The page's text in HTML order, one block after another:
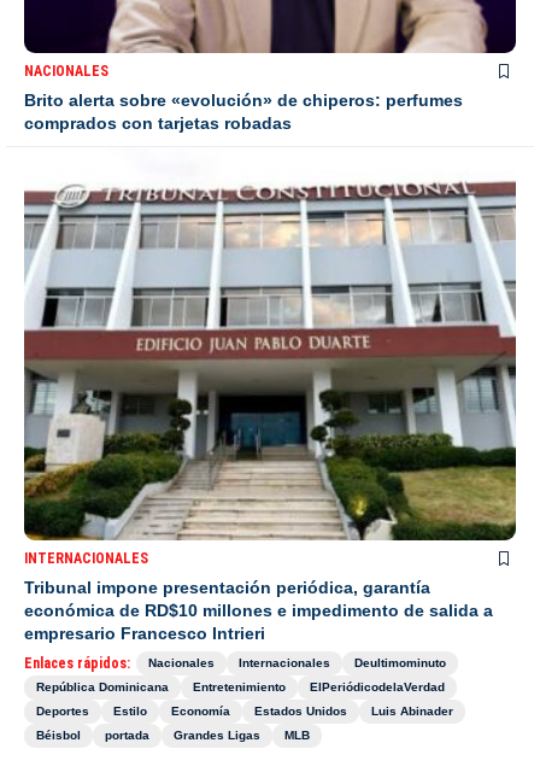
NACIONALES
Brito alerta sobre «evolución» de chiperos: perfumes
comprados con tarjetas robadas
INTERNACIONALES
Tribunal impone presentación periódica, garantía
económica de RD$10 millones e impedimento de salida a
empresario Francesco Intrieri
Enlaces rápidos: Nacionales Internacionales
Deultimominuto
República Dominicana
Entretenimiento
ElPeriódicodelaVerdad
Deportes
Estilo Economía Estados Unidos
Luis Abinader
Béisbol
portada Grandes Ligas MLB